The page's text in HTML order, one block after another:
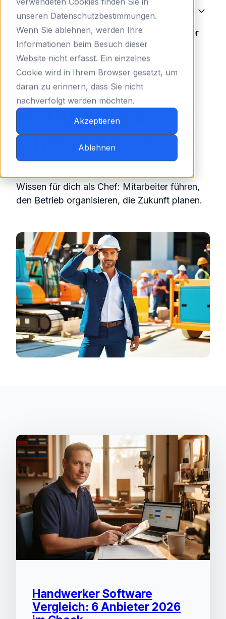
unseren Datenschutzbestimmungen.
Wenn Sie ablehnen, werden Ihre
Informationen beim Besuch dieser
Website nicht erfasst. Ein einzelnes
Cookie wird in Ihrem Browser gesetzt, um
daran zu erinnern, dass Sie nicht
nachverfolgt werden möchten.
Akzeptieren
Ablehnen
Werkzeugkoffer
Kategorie
Handwerks-
Unternehmer
Wissen für dich als Chef: Mitarbeiter führen,
den Betrieb organisieren, die Zukunft planen.
Handwerker Software
Vergleich: 6 Anbieter 2026